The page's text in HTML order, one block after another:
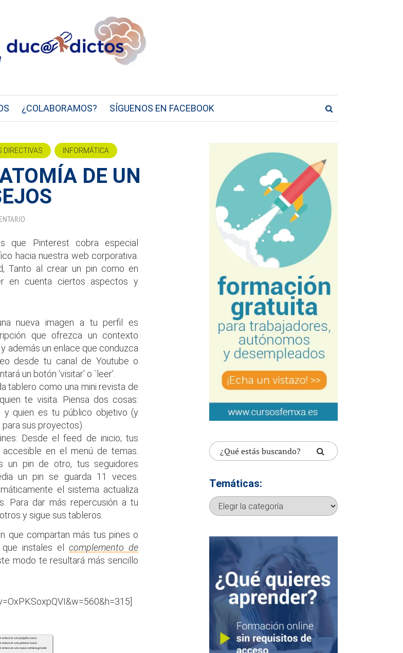
¿COLABORAMOS? SÍGUENOS EN FACEBOOK
DIRECTIVAS INFORMÁTICA
DE UN
que Pinterest cobra especial
hacia nuestra web corporativa.
Tanto al crear un pin como en
en cuenta ciertos aspectos y
nueva imagen a tu perfil es
que ofrezca un contexto
además un enlace que conduzca
desde tu canal de Youtube o
un botón ‘visitar’ o `leer’.
tablero como una mini revista de
te visita. Piensa dos cosas:
y quien es tu público objetivo (y
sus proyectos).
Desde el feed de inicio; tus
en el menú de temas.
un pin de otro, tus seguidores
un pin se guarda 11 veces.
el sistema actualiza
Para dar más repercusión a tu
y sigue sus tableros.
que compartan más tus pines o
que instales elcomplemento de
modo te resultará más sencillo
Temáticas:
Temáticas: